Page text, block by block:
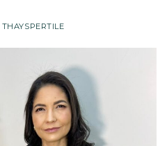
THAYSPERTILE